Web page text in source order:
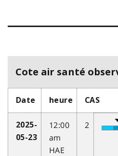
Cote air santé
Date heure CAS
2025-
05-23
12:00
am
HAE
2